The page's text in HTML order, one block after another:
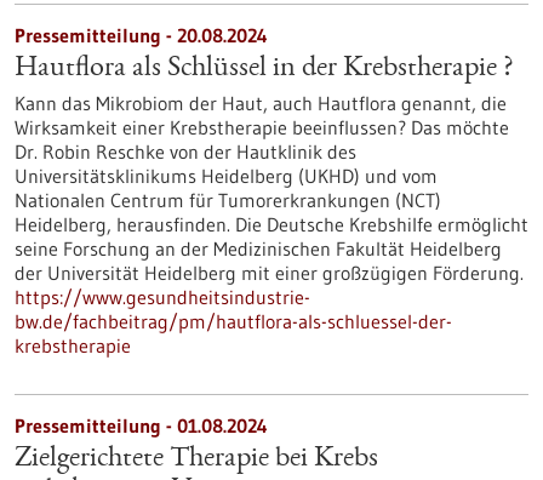
Pressemitteilung - 20.08.2024
Hautflora als Schlüssel in der Krebstherapie ?
Kann das Mikrobiom der Haut, auch Hautflora genannt, die
Wirksamkeit einer Krebstherapie beeinflussen? Das möchte
Dr. Robin Reschke von der Hautklinik des
Universitätsklinikums Heidelberg (UKHD) und vom
Nationalen Centrum für Tumorerkrankungen (NCT)
Heidelberg, herausfinden. Die Deutsche Krebshilfe ermöglicht
seine Forschung an der Medizinischen Fakultät Heidelberg
der Universität Heidelberg mit einer großzügigen Förderung.
https://www.gesundheitsindustrie-
bw.de/fachbeitrag/pm/hautflora-als-schluessel-der-
krebstherapie
Pressemitteilung - 01.08.2024
Zielgerichtete Therapie bei Krebs